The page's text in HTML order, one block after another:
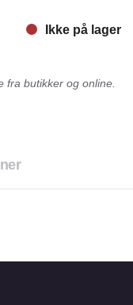
Ikke på lager
fra butikker og online.